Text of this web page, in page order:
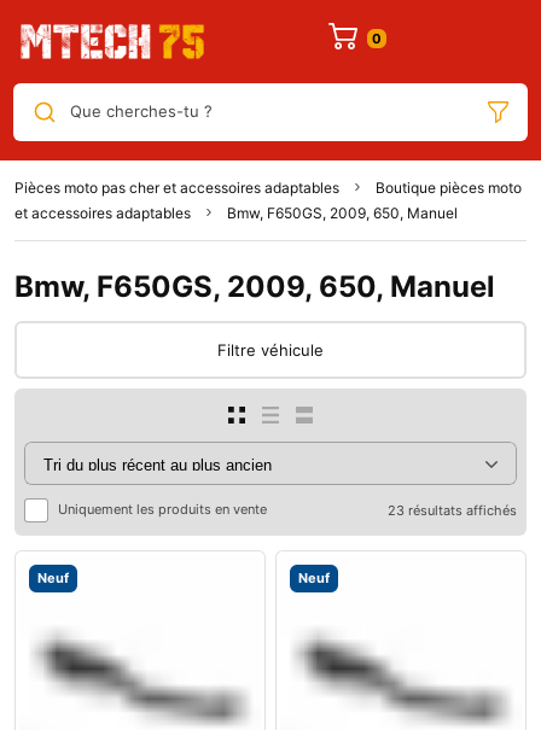
Que cherches-tu ?
Pièces moto pas cher et accessoires adaptables
Boutique pièces moto
et accessoires adaptables
Bmw, F650GS, 2009, 650, Manuel
Bmw, F650GS, 2009, 650, Manuel
Filtre véhicule
Uniquement les produits en vente 23 résultats affichés
Neuf Neuf